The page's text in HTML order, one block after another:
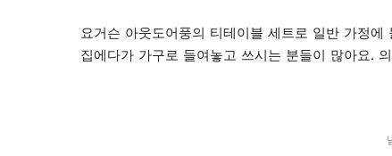
요거슨 아웃도어풍의 티테이블 세트로 일반 가정
집에다가 가구로 들여놓고 쓰시는 분들이 많아요.